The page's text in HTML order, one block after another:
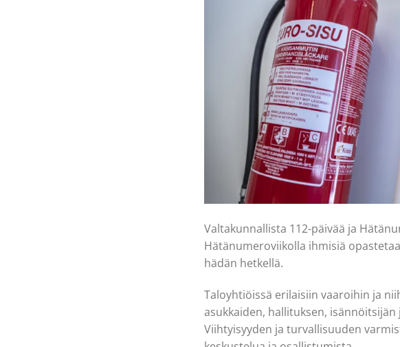
Valtakunnallista 112-päivää ja
Hätänumeroviikolla ihmisiä
hädän hetkellä.
Taloyhtiöissä erilaisiin vaaroihin ja
asukkaiden, hallituksen,
Viihtyisyyden ja turvallisuuden